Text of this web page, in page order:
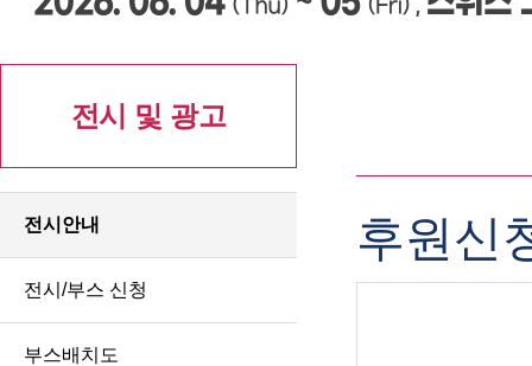
전시 및 광고
전시안내
전시/부스 신청
부스배치도
후원신